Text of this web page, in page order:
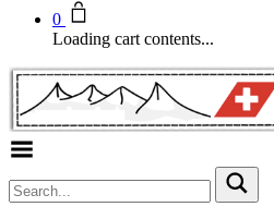
0
Loading cart contents...